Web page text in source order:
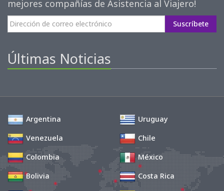
mejores compañías de Asistencia al Viajero!
Suscríbete
Últimas Noticias
Argentina
Uruguay
Venezuela
Chile
Colombia
México
Bolivia
Costa Rica